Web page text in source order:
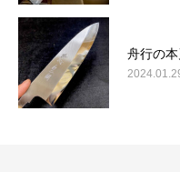
舟行の